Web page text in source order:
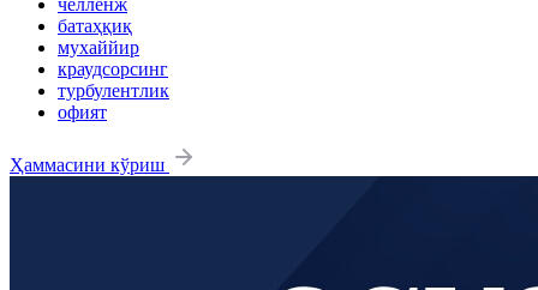
батаҳқиқ
мухаййир
краудсорсинг
турбулентлик
офият
Ҳаммасини кўриш